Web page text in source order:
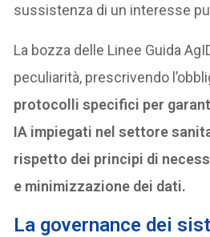
sussistenza di un interesse
La bozza delle Linee Guida
peculiarità, prescrivendo
protocolli specifici per
IA impiegati nel settore
rispetto dei principi di
e minimizzazione dei dati.
La governance dei